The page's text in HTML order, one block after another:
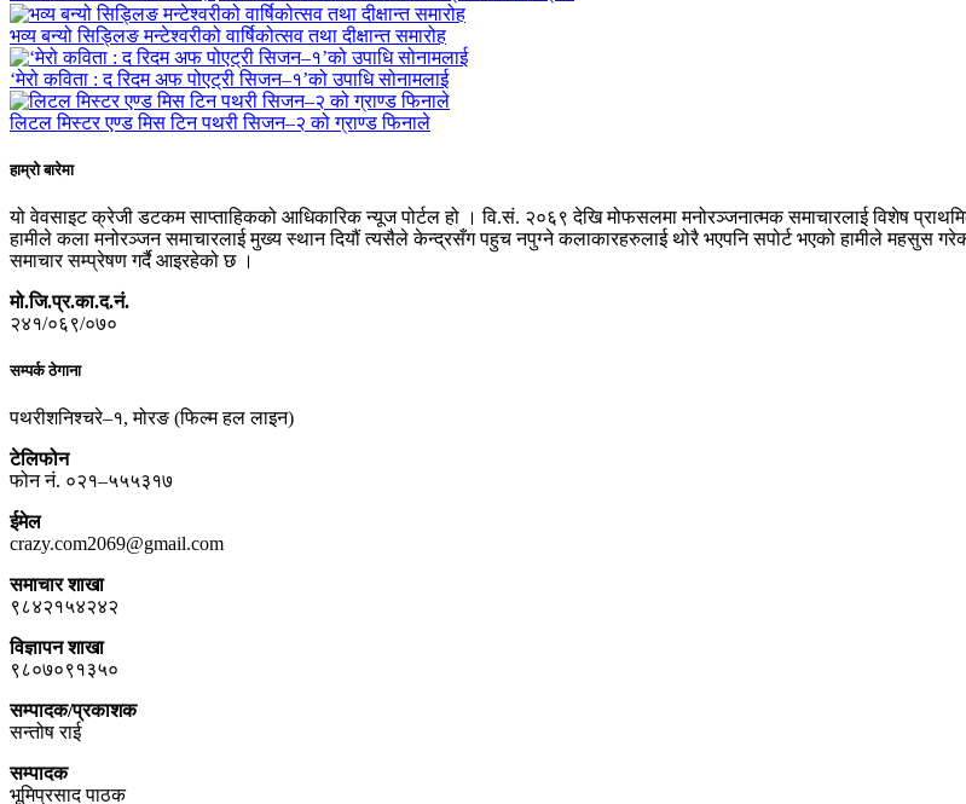
भव्य बन्यो सिड्लिङ मन्टेश्वरीको वार्षिकोत्सव तथा दीक्षान्त समारोह
‘मेरो कविता : द रिदम अफ पोएट्री सिजन–१’को उपाधि सोनामलाई
लिटल मिस्टर एण्ड मिस टिन पथरी सिजन–२ को ग्राण्ड फिनाले
हाम्रो बारेमा
यो वेवसाइट क्रेजी डटकम साप्ताहिकको आधिकारिक न्यूज पोर्टल हो । वि.सं. २०६९ देखि मोफसलमा मनोरञ्जनात्मक समाचारलाई विशेष
हामीले कला मनोरञ्जन समाचारलाई मुख्य स्थान दियौं त्यसैले केन्द्रसँग पहुच नपुग्ने कलाकारहरुलाई थोरै भएपनि सपोर्ट भएको हामीले महसुस
समाचार सम्प्रेषण गर्दै आइरहेको छ ।
मो.जि.प्र.का.द.नं.
२४१/०६९/०७०
सम्पर्क ठेगाना
पथरीशनिश्चरे–१, मोरङ (फिल्म हल लाइन)
टेलिफोन
फोन नं. ०२१–५५५३१७
ईमेल
crazy.com2069@gmail.com
समाचार शाखा
९८४२१५४२४२
विज्ञापन शाखा
९८०७०९१३५०
सम्पादक/प्रकाशक
सन्तोष राई
सम्पादक
भूमिप्रसाद पाठक